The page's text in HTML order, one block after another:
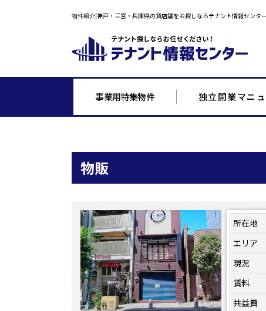
物件紹介|神戸・三宮・兵庫県の貸店舗をお探しならテナント情報センタ
事業用特集物件 独立開業マニ
物販
所在地
エリア
現況
賃料
共益費